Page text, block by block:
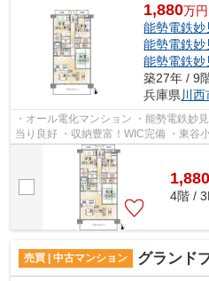
1,880万円
能勢電鉄妙
能勢電鉄妙
能勢電鉄妙
築27年 / 9
兵庫県川西
・オール電化マンション ・能勢電鉄妙
当り良好 ・収納豊富！WIC完備 ・東谷
4階 /
売買 | 中古マンション グランド